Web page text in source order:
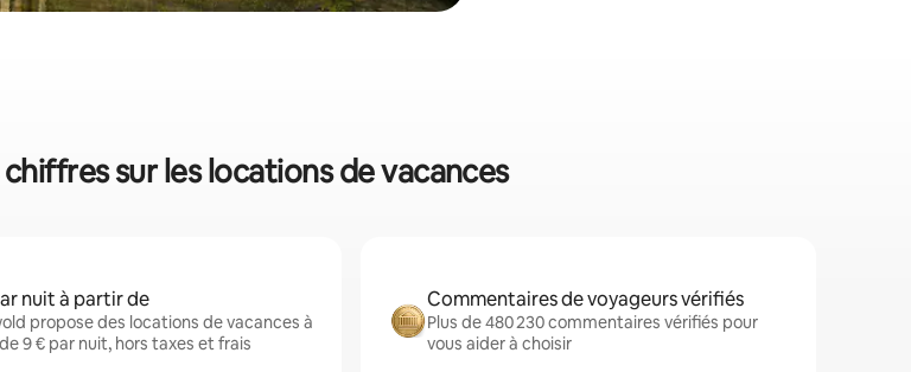
sur les locations de vacances
nuit à partir de
propose des locations de vacances à
9 € par nuit, hors taxes et frais
Commentaires de voyageurs vérifiés
Plus de 480 230 commentaires vérifiés pour
vous aider à choisir